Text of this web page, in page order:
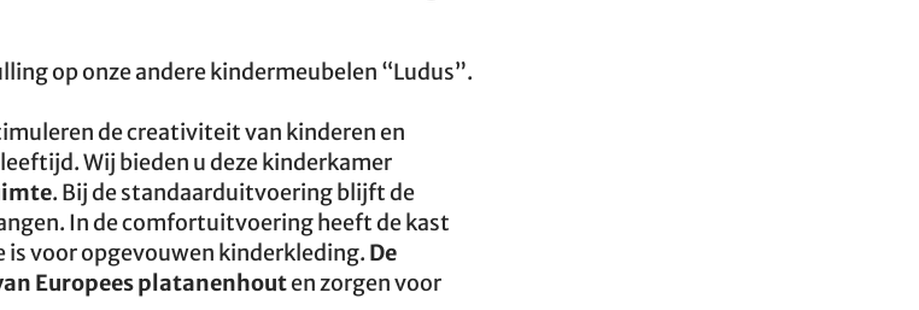
op onze andere kindermeubelen “Ludus”.
de creativiteit van kinderen en
Wij bieden u deze kinderkamer
. Bij de standaarduitvoering blijft de
In de comfortuitvoering heeft de kast
is voor opgevouwen kinderkleding. De
Europees platanenhouten zorgen voor